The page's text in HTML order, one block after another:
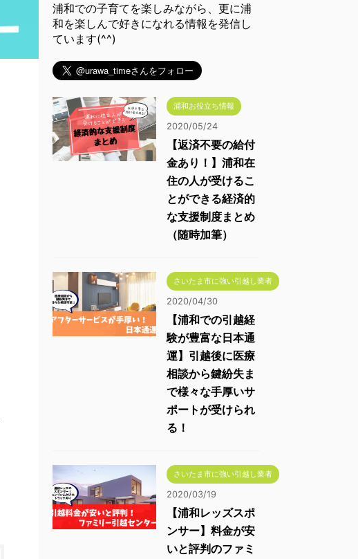
浦和での子育てを楽しみながら、更に浦
和を楽しんで好きになれる情報を発信し
ています(^^)
浦和お役立ち情報
2020/05/24
【返済不要の給付
金あり！】浦和在
住の人が受けるこ
とができる経済的
な支援制度まとめ
（随時加筆）
さいたま市に強い引越し業者
2020/04/30
【浦和での引越経
験が豊富な日本通
運】引越後に医療
相談から鍵紛失ま
で様々な手厚いサ
ポートが受けられ
る！
さいたま市に強い引越し業者
2020/03/19
【浦和レッズスポ
ンサー】料金が安
いと評判のファミ